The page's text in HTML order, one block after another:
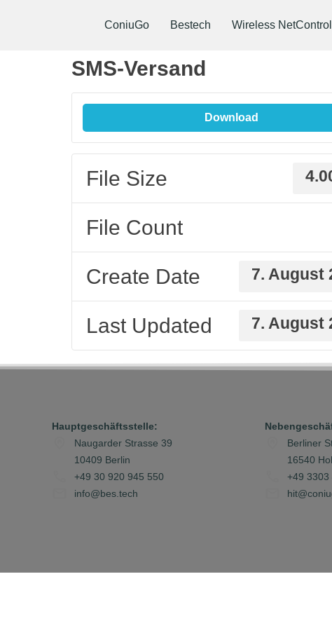
ConiuGo Bestech Wireless NetControl
SMS-Versand
Download
File Size
File Count
Create Date 7. August
Last Updated 7. August
Hauptgeschäftsstelle:
Naugarder Strasse 39
10409 Berlin
+49 30 920 945 550
info@bes.tech
Berliner
16540
+49 3303